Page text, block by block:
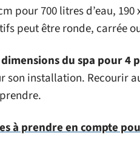
pour 700 litres d’eau,
peut être ronde, carrée
dimensions du spa pour 4
son installation. Recourir
à prendre en compte